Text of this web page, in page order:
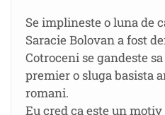
Se implineste o luna de
Saracie Bolovan a fost
Cotroceni se gandeste
premier o sluga basista
romani.
Eu cred ca este un